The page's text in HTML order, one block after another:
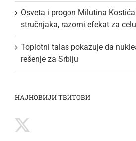
Osveta i progon Milutina
stručnjaka, razorni efekat za
Toplotni talas pokazuje da
rešenje za Srbiju
НАЈНОВИЈИ ТВИТОВИ